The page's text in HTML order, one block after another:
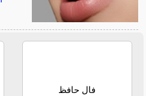
فال حافظ